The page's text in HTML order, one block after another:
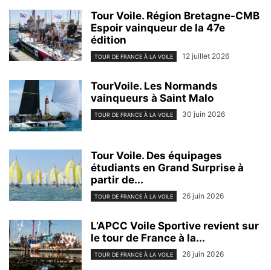
Tour Voile. Région Bretagne-CMB
Espoir vainqueur de la 47e
édition
TOUR DE FRANCE À LA VOILE 12 juillet 2026
TourVoile. Les Normands
vainqueurs à Saint Malo
TOUR DE FRANCE À LA VOILE 30 juin 2026
Tour Voile. Des équipages
étudiants en Grand Surprise à
partir de...
TOUR DE FRANCE À LA VOILE 26 juin 2026
L’APCC Voile Sportive revient sur
le tour de France à la...
TOUR DE FRANCE À LA VOILE 26 juin 2026